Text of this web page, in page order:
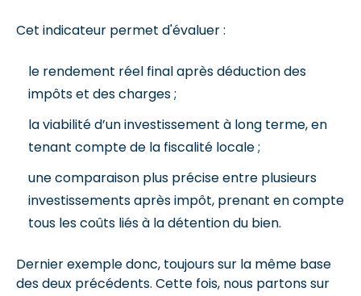
Cet indicateur permet d'évaluer :
le rendement réel final après déduction des
impôts et des charges ;
la viabilité d’un investissement à long terme, en
tenant compte de la fiscalité locale ;
une comparaison plus précise entre plusieurs
investissements après impôt, prenant en compte
tous les coûts liés à la détention du bien.
Dernier exemple donc, toujours sur la même base
des deux précédents. Cette fois, nous partons sur